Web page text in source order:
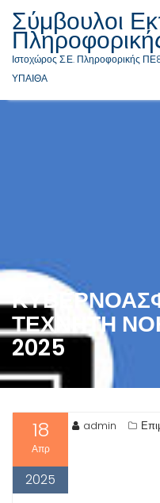
Σύμβουλοι
Ιστοχώρος Σ.Ε. Πληροφορικής
ΥΠΑΙΘΑ
ΤΕΧΝΗΤΉ
2025
18
Απρ
2025
admin